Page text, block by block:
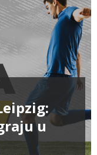
u